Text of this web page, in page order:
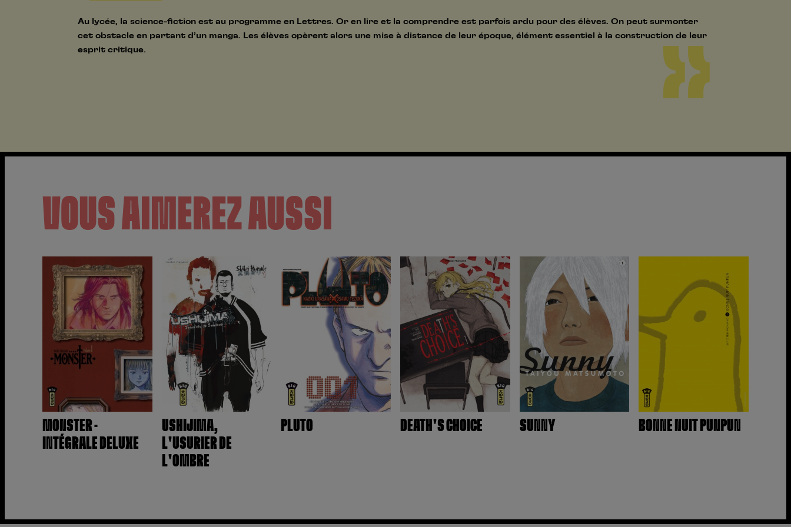
Au lycée, la science-fiction est au programme en Lettres. Or en lire et la comprendre est parfois ardu pour des élèves. On peut surmonter
cet obstacle en partant d’un manga. Les élèves opèrent alors une mise à distance de leur époque, élément essentiel à la construction de leur
esprit critique.
VOUS AIMEREZ AUSSI
MONSTER -
INTÉGRALE DELUXE
USHIJIMA,
L'USURIER DE
L'OMBRE
PLUTO DEATH'S CHOICE SUNNY BONNE NUIT PUNPUN